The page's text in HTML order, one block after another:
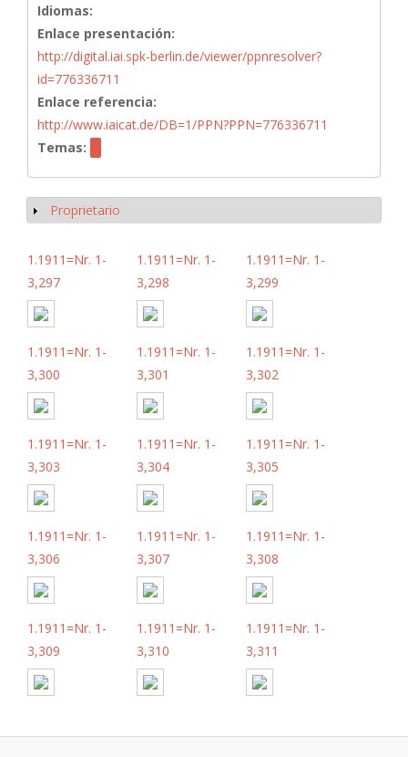
Idiomas:
Enlace presentación:
http://digital.iai.spk-berlin.de/viewer/ppnresolver?
id=776336711
Enlace referencia:
http://www.iaicat.de/DB=1/PPN?PPN=776336711
Temas:
Mostrar
Proprietario
1.1911=Nr. 1-
3,297
1.1911=Nr. 1-
3,298
1.1911=Nr. 1-
3,299
1.1911=Nr. 1-
3,300
1.1911=Nr. 1-
3,301
1.1911=Nr. 1-
3,302
1.1911=Nr. 1-
3,303
1.1911=Nr. 1-
3,304
1.1911=Nr. 1-
3,305
1.1911=Nr. 1-
3,306
1.1911=Nr. 1-
3,307
1.1911=Nr. 1-
3,308
1.1911=Nr. 1-
3,309
1.1911=Nr. 1-
3,310
1.1911=Nr. 1-
3,311